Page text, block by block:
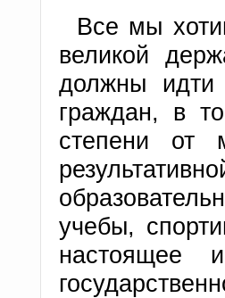
Все мы
великой
должны
граждан, в
степени от
учебы,
настоящее